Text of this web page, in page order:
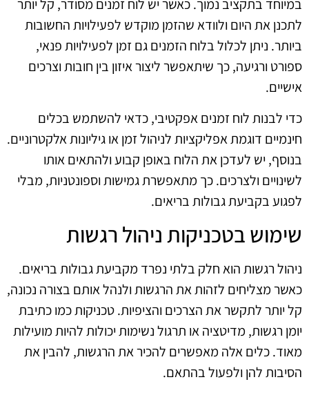
במיוחד בתקציב נמוך. כאשר יש לוח זמנים מסודר, קל יותר
לתכנן את היום ולוודא שהזמן מוקדש לפעילויות החשובות
ביותר. ניתן לכלול בלוח הזמנים גם זמן לפעילויות פנאי,
ספורט ורגיעה, כך שיתאפשר ליצור איזון בין חובות וצרכים
אישיים.
כדי לבנות לוח זמנים אפקטיבי, כדאי להשתמש בכלים
חינמיים דוגמת אפליקציות לניהול זמן או גיליונות אלקטרוניים.
בנוסף, יש לעדכן את הלוח באופן קבוע ולהתאים אותו
לשינויים ולצרכים. כך מתאפשרת גמישות וספונטניות, מבלי
לפגוע בקביעת גבולות בריאים.
שימוש בטכניקות ניהול רגשות
ניהול רגשות הוא חלק בלתי נפרד מקביעת גבולות בריאים.
כאשר מצליחים לזהות את הרגשות ולנהל אותם בצורה נכונה,
קל יותר לתקשר את הצרכים והציפיות. טכניקות כמו כתיבת
יומן רגשות, מדיטציה או תרגול נשימות יכולות להיות מועילות
מאוד. כלים אלה מאפשרים להכיר את הרגשות, להבין את
הסיבות להן ולפעול בהתאם.